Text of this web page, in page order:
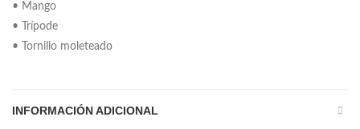
• Mango
• Trípode
• Tornillo moleteado
INFORMACIÓN ADICIONAL